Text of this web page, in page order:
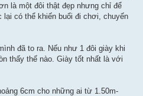
là một đôi thật đẹp nhưng chỉ để
có thể khiến buổi đi chơi, chuyến
đã to ra. Nếu như 1 đôi giày khi
thấy thế nào. Giày tốt nhất là với
6cm cho những ai từ 1.50m-